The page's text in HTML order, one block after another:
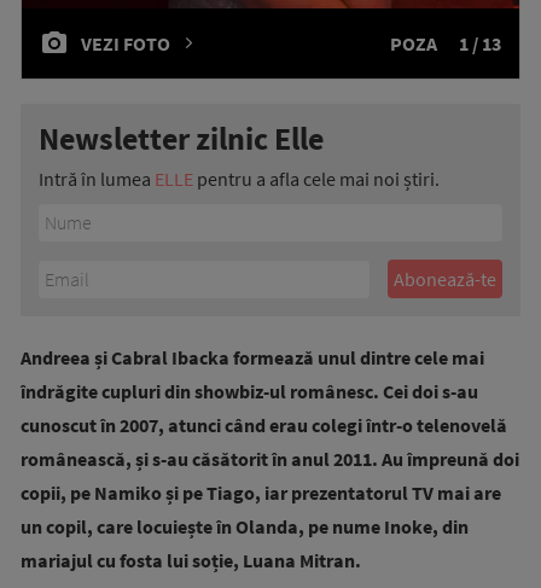
VEZI FOTO POZA 1 / 13
Newsletter zilnic Elle
Intră în lumea ELLE pentru a afla cele mai noi știri.
Andreea și Cabral Ibacka formează unul dintre cele mai
îndrăgite cupluri din showbiz-ul românesc. Cei doi s-au
cunoscut în 2007, atunci când erau colegi într-o telenovelă
românească, și s-au căsătorit în anul 2011. Au împreună doi
copii, pe Namiko și pe Tiago, iar prezentatorul TV mai are
un copil, care locuiește în Olanda, pe nume Inoke, din
mariajul cu fosta lui soție, Luana Mitran.